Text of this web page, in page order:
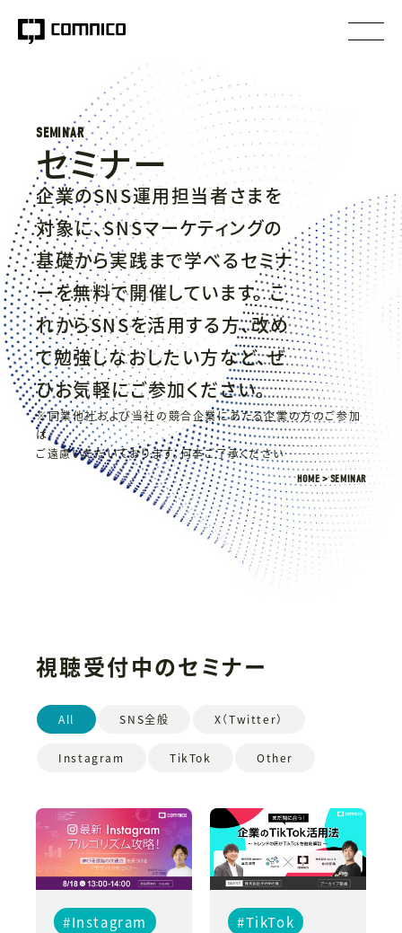
SEMINAR
セミナー
企業のSNS運用担当者さまを
対象に、SNSマーケティングの
基礎から実践まで学べるセミナ
ーを無料で開催しています。こ
れからSNSを活用する方、改め
て勉強しなおしたい方など、ぜ
ひお気軽にご参加ください。
※同業他社および当社の競合企業にあたる企業の方のご参加
は
ご遠慮いただいております。何卒ご了承ください
HOME SEMINAR
視聴受付中のセミナー
All SNS全般 X（Twitter）
Instagram TikTok Other
#Instagram #TikTok